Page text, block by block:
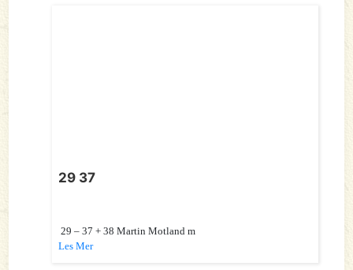
29 37
29 – 37 + 38 Martin Motland m
Les Mer